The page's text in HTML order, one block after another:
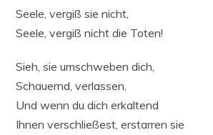
Seele, vergiß sie nicht,
Seele, vergiß nicht die Toten!
Sieh, sie umschweben dich,
Schauernd, verlassen,
Und wenn du dich erkaltend
Ihnen verschließest, erstarren sie